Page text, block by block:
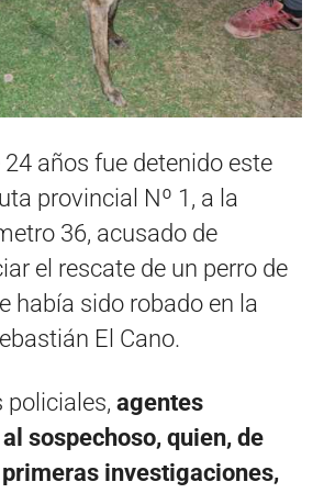
años fue detenido este
provincial Nº 1, a la
36, acusado de
el rescate de un perro de
había sido robado en la
El Cano.
policiales, agentes
sospechoso, quien, de
investigaciones,